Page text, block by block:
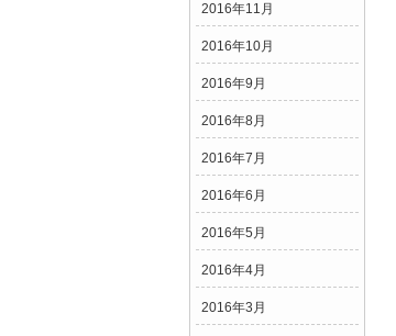
2016年11月
2016年10月
2016年9月
2016年8月
2016年7月
2016年6月
2016年5月
2016年4月
2016年3月